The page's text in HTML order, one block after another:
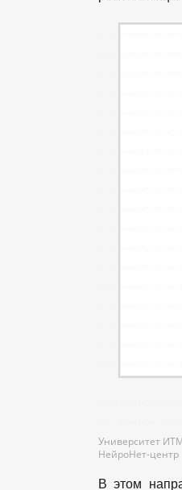
Университет
НейроНет-центр
В этом